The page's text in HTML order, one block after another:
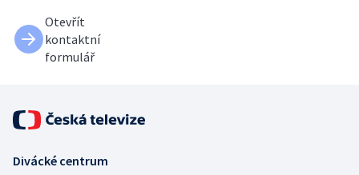
Otevřít
kontaktní
formulář
Divácké centrum